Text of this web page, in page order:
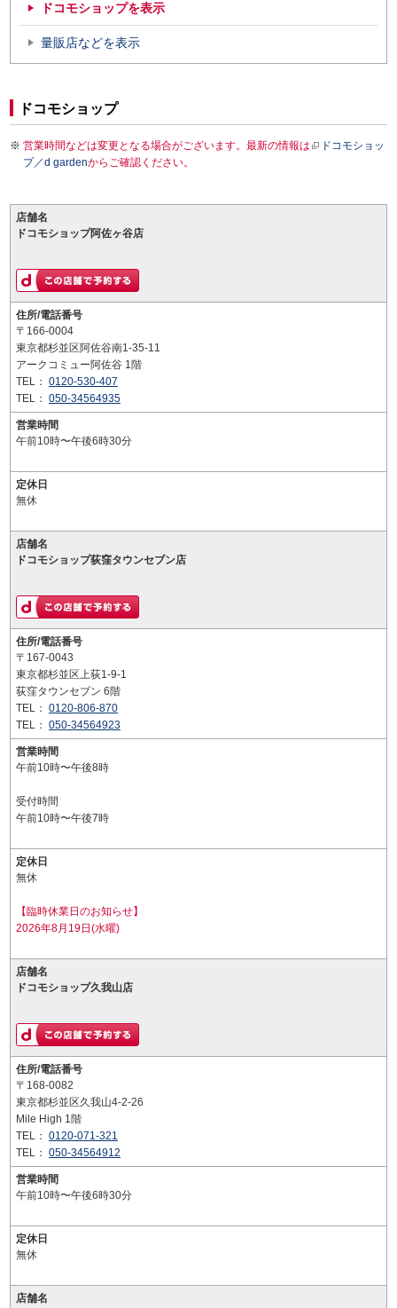
ドコモショップを表示
量販店などを表示
ドコモショップ
営業時間などは変更となる場合がございます。最新の情報は
ドコモショッ
プ／d gardenからご確認ください。
店舗名
ドコモショップ阿佐ヶ谷店
住所/電話番号
〒166-0004
東京都杉並区阿佐谷南1-35-11
アークコミュー阿佐谷 1階
TEL： 0120-530-407
TEL： 050-34564935
営業時間
午前10時〜午後6時30分
定休日
無休
店舗名
ドコモショップ荻窪タウンセブン店
住所/電話番号
〒167-0043
東京都杉並区上荻1-9-1
荻窪タウンセブン 6階
TEL： 0120-806-870
TEL： 050-34564923
営業時間
午前10時〜午後8時
受付時間
午前10時〜午後7時
定休日
無休
【臨時休業日のお知らせ】
2026年8月19日(水曜)
店舗名
ドコモショップ久我山店
住所/電話番号
〒168-0082
東京都杉並区久我山4-2-26
Mile High 1階
TEL： 0120-071-321
TEL： 050-34564912
営業時間
午前10時〜午後6時30分
定休日
無休
店舗名